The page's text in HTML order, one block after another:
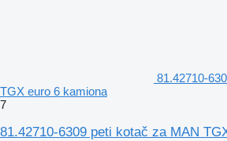
81.42710-
TGX euro 6 kamiona
7
81.42710-6309 peti kotač za MAN